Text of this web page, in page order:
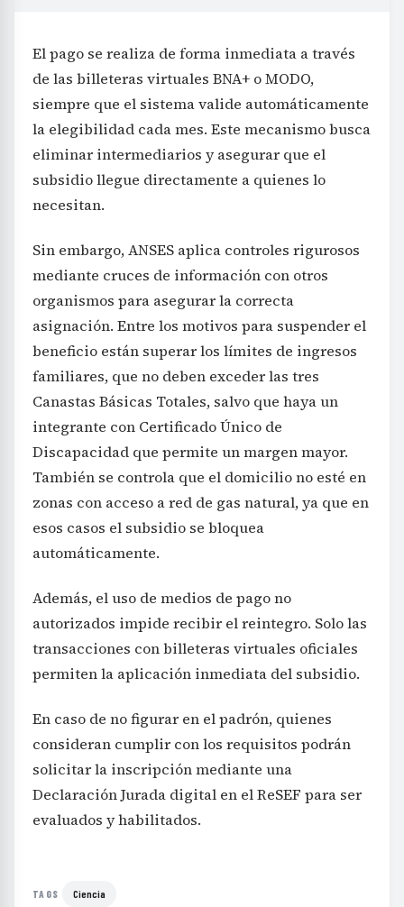
El pago se realiza de forma inmediata a través
de las billeteras virtuales BNA+ o MODO,
siempre que el sistema valide automáticamente
la elegibilidad cada mes. Este mecanismo busca
eliminar intermediarios y asegurar que el
subsidio llegue directamente a quienes lo
necesitan.
Sin embargo, ANSES aplica controles rigurosos
mediante cruces de información con otros
organismos para asegurar la correcta
asignación. Entre los motivos para suspender el
beneficio están superar los límites de ingresos
familiares, que no deben exceder las tres
Canastas Básicas Totales, salvo que haya un
integrante con Certificado Único de
Discapacidad que permite un margen mayor.
También se controla que el domicilio no esté en
zonas con acceso a red de gas natural, ya que en
esos casos el subsidio se bloquea
automáticamente.
Además, el uso de medios de pago no
autorizados impide recibir el reintegro. Solo las
transacciones con billeteras virtuales oficiales
permiten la aplicación inmediata del subsidio.
En caso de no figurar en el padrón, quienes
consideran cumplir con los requisitos podrán
solicitar la inscripción mediante una
Declaración Jurada digital en el ReSEF para ser
evaluados y habilitados.
TAGS Ciencia